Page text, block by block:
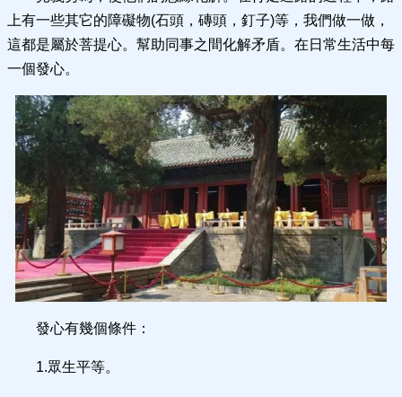
上有一些其它的障礙物(石頭，磚頭，釘子)等，我們做一做，
這都是屬於菩提心。幫助同事之間化解矛盾。在日常生活中每
一個發心。
發心有幾個條件：
1.眾生平等。